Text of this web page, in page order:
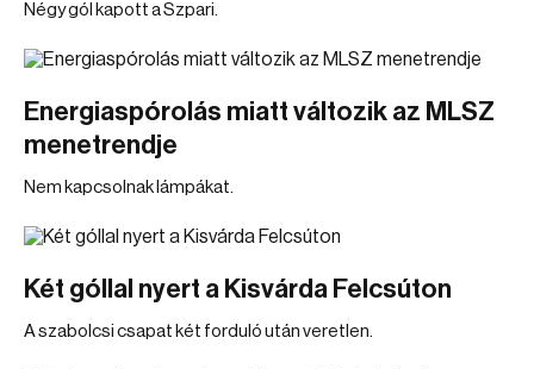
Négy gól kapott a Szpari.
Energiaspórolás miatt változik az MLSZ
menetrendje
Nem kapcsolnak lámpákat.
Két góllal nyert a Kisvárda Felcsúton
A szabolcsi csapat két forduló után veretlen.